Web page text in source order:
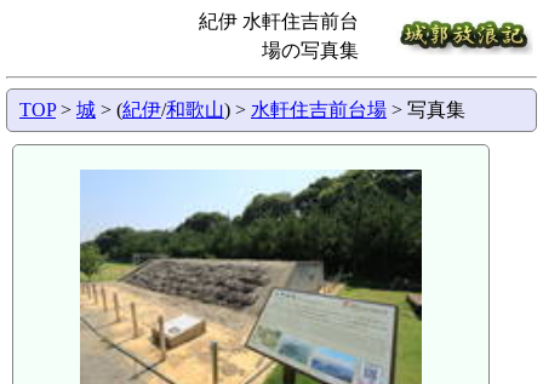
紀伊 水軒住吉前台
場の写真集
TOP> 城 > (紀伊/和歌山) > 水軒住吉前台場 > 写真集